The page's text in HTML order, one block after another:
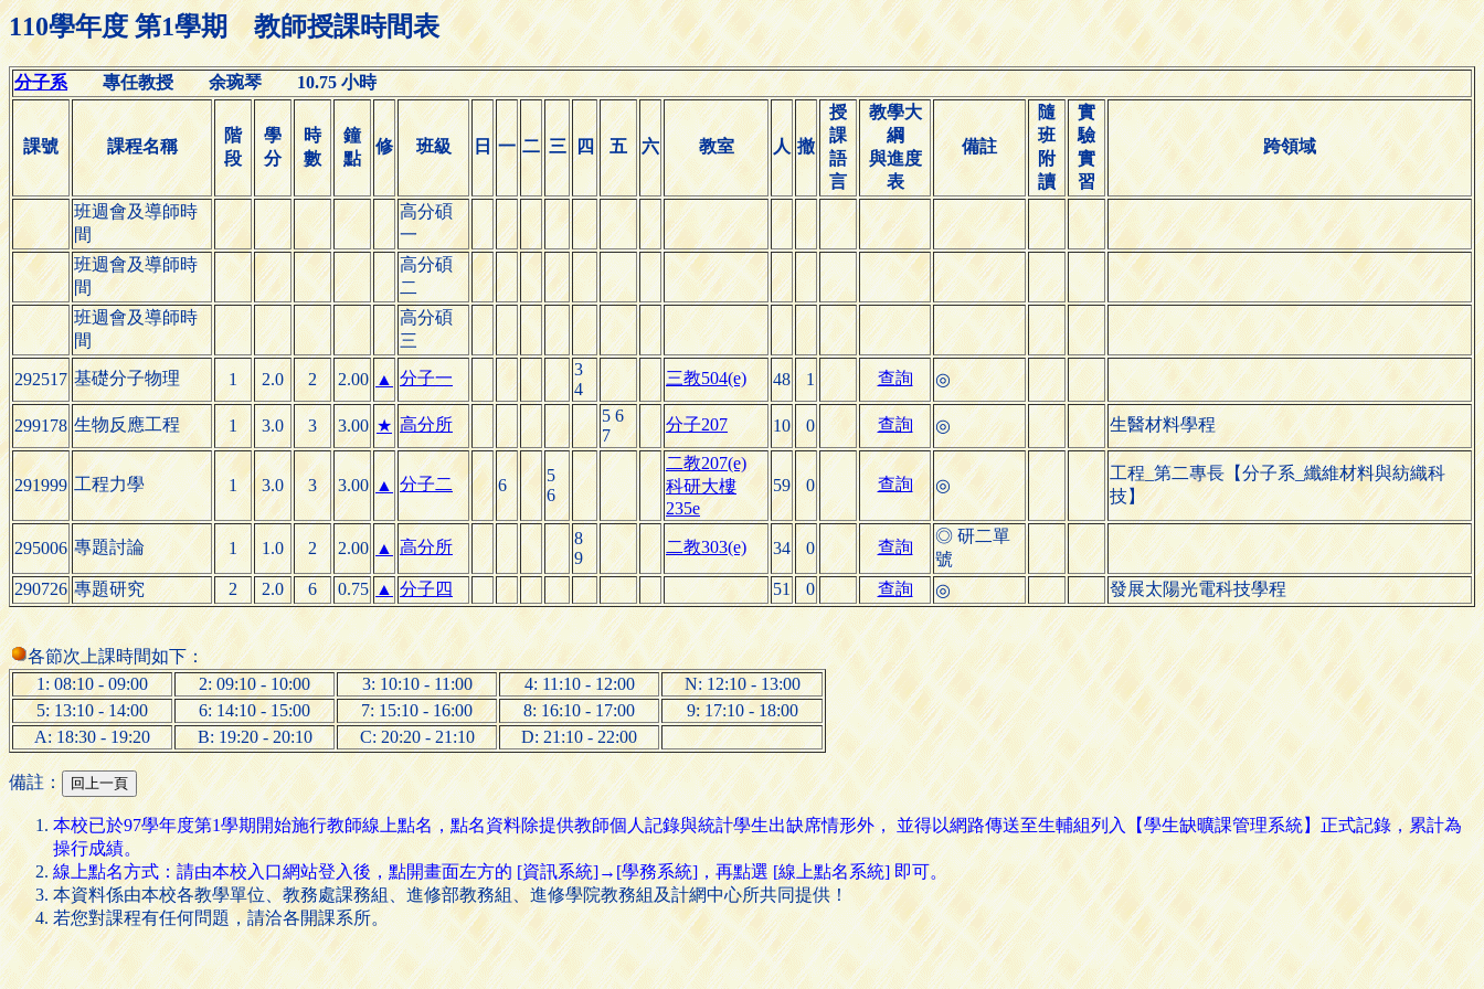
110學年度 第1學期 教師授課時間表
分子系專任教授 余琬琴 10.75 小時
課號 課程名稱
階
段
學
分
時
數
鐘
點
修 班級 日 一 二 三 四 五 六 教室 人 撤
授
課
語
言
教學大
綱
與進度
表
備註
隨
班
附
讀
實
驗
實
習
跨領域
班週會及導師時
間
高分碩
一
班週會及導師時
間
高分碩
二
班週會及導師時
間
高分碩
三
292517 基礎分子物理 1 2.0 2 2.00 ▲ 分子一
3
4
三教504(e) 48 1 查詢 ◎
299178 生物反應工程 1 3.0 3 3.00 ★ 高分所
5 6
7
分子207 10 0 查詢 ◎ 生醫材料學程
291999 工程力學 1 3.0 3 3.00 ▲ 分子二 6
5
6
二教207(e)
科研大樓
235e
59 0 查詢 ◎
工程_第二專長【分子系_纖維材料與紡織科
技】
295006 專題討論 1 1.0 2 2.00 ▲ 高分所
8
9
二教303(e) 34 0 查詢
◎ 研二單
號
290726 專題研究 2 2.0 6 0.75 ▲ 分子四 51 0 查詢 ◎ 發展太陽光電科技學程
各節次上課時間如下：
1: 08:10 - 09:00
2: 09:10 - 10:00 3: 10:10 - 11:00 4: 11:10 - 12:00
N: 12:10 - 13:00
5: 13:10 - 14:00
6: 14:10 - 15:00 7: 15:10 - 16:00 8: 16:10 - 17:00
9: 17:10 - 18:00
A: 18:30 - 19:20
B: 19:20 - 20:10 C: 20:20 - 21:10 D: 21:10 - 22:00
備註：
本校已於97學年度第1學期開始施行教師線上點名，點名資料除提供教師個人記錄與統計學生出缺席情形外， 並得以網路傳送至生輔組列入【學生缺曠課管理系統】正式記錄，累計為
操行成績。
線上點名方式：請由本校入口網站登入後，點開畫面左方的 [資訊系統]→[學務系統]，再點選 [線上點名系統] 即可。
本資料係由本校各教學單位、教務處課務組、進修部教務組、進修學院教務組及計網中心所共同提供！
若您對課程有任何問題，請洽各開課系所。